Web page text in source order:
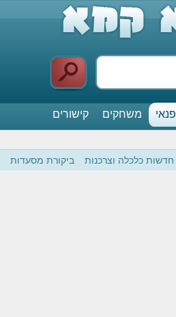
פנאי משחקים
קישורים
חדשות כלכלה וצרכנות ביקורת מסעדות